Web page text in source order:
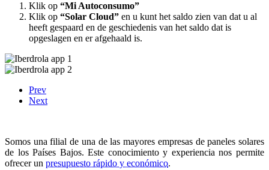
Klik op “Mi Autoconsumo”
Klik op “Solar Cloud” en u kunt het saldo zien van dat u al
heeft gespaard en de geschiedenis van het saldo dat is
opgeslagen en er afgehaald is.
Prev
Next
Somos una filial de una de las mayores empresas de paneles solares
de los Países Bajos. Este conocimiento y experiencia nos permite
ofrecer un presupuesto rápido y económico.